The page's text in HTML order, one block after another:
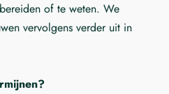
of te weten. We
vervolgens verder uit in